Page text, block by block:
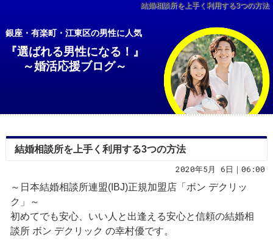
結婚相談所を上手く利用する3つの方法
銀座・有楽町・江東区の男性に人気
『選ばれる男性になる！』
～婚活応援ブログ～
結婚相談所を上手く利用する3つの方法
2020年5月 6日｜06:00
～日本結婚相談所連盟(IBJ)正規加盟店「ボン デクリッ
ク」～
初めてでも安心、いい人と出逢える安心と信頼の結婚相
談所 ボン デクリック の幸村優です。